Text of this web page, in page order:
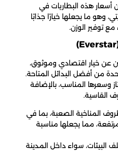
أسعار هذه البطاريات في
26 دينار كويتي، وهو ما يجعلها خيارًا جذابًا
مع توفير الوزن.
عن خيار اقتصادي وموثوق،
من أفضل البدائل المتاحة.
وسعرها المناسب، بالإضافة
القاسية.
المناخية الصعبة، بما في
مما يجعلها مناسبة
البيئات، سواء داخل المدينة